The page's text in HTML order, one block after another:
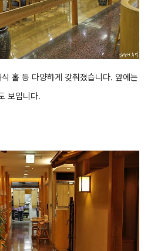
홀 등 다양하게 갖춰졌습니다. 앞에는
보입니다.